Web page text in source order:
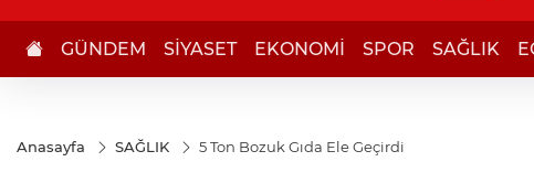
GÜNDEM SİYASET EKONOMİ SPOR SAĞLIK
Anasayfa SAĞLIK 5 Ton Bozuk Gıda Ele Geçirdi